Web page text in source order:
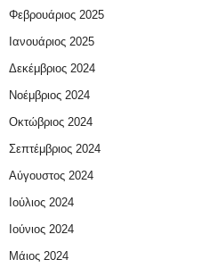
Φεβρουάριος 2025
Ιανουάριος 2025
Δεκέμβριος 2024
Νοέμβριος 2024
Οκτώβριος 2024
Σεπτέμβριος 2024
Αύγουστος 2024
Ιούλιος 2024
Ιούνιος 2024
Μάιος 2024